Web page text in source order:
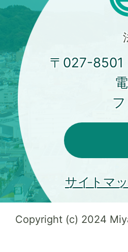
〒027-8501
サイトマ
Copyright (c) 2024